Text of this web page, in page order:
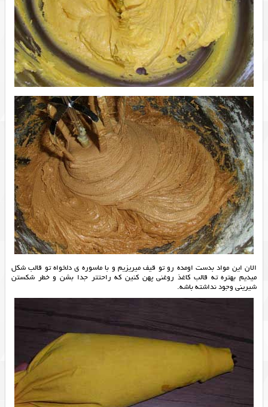
الان این مواد بدست اومده رو تو قیف میریزیم و با ماسوره ی دلخواه تو قالب شکل
میدیم بهتره ته قالب کاغذ روغنی پهن کنین که راحتتر جدا بشن و خطر شکستن
شیرینی وجود نداشته باشه.